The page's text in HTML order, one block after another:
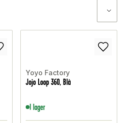
Yoyo Factory
Jojo Loop 360, Blå
I lager